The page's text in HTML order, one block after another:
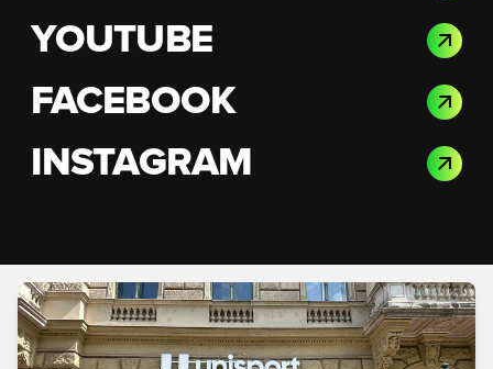
YOUTUBE
FACEBOOK
INSTAGRAM